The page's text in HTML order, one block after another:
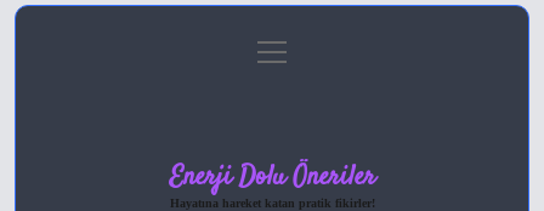
Gizlilik Politikası
menüyü
aç
Enerji Dolu Öneriler
Hayatına hareket katan pratik fikirler!